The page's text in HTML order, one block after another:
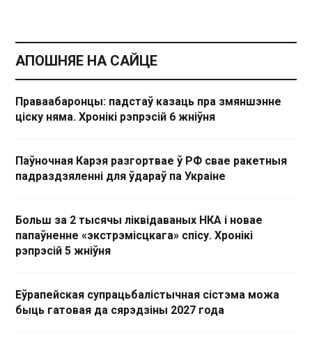
АПОШНЯЕ НА САЙЦЕ
Праваабаронцы: падстаў казаць пра змяншэнне
ціску няма. Хронікі рэпрэсій 6 жніўня
Паўночная Карэя разгортвае ў РФ свае ракетныя
падраздзяленні для ўдараў па Украіне
Больш за 2 тысячы ліквідаваных НКА і новае
папаўненне «экстрэмісцкага» спісу. Хронікі
рэпрэсій 5 жніўня
Еўрапейская супрацьбалістычная сістэма можа
быць гатовая да сярэдзіны 2027 года